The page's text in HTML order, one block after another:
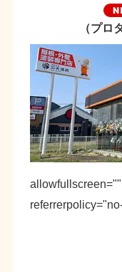
（プロ